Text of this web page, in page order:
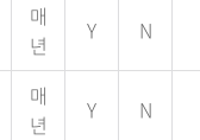
매
년
Y N
매
년
Y N